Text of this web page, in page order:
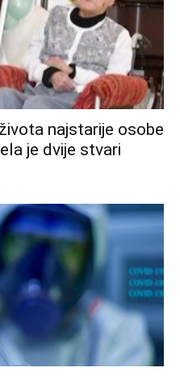
najstarije osobe
je dvije stvari